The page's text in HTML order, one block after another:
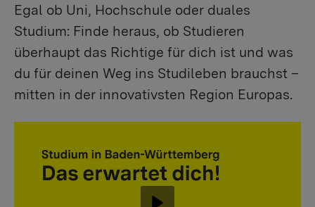
Egal ob Uni, Hochschule oder duales
Studium: Finde heraus, ob Studieren
überhaupt das Richtige für dich ist und was
du für deinen Weg ins Studileben brauchst –
mitten in der innovativsten Region Europas.